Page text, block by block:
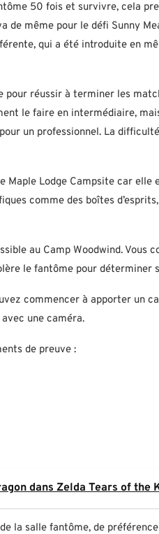
50 fois et survivre, cela
de même pour le défi Sunny
qui a été introduite en
réussir à terminer les
le faire en intermédiaire,
un professionnel. La
Maple Lodge Campsite car elle
comme des boîtes
au Camp Woodwind. Vous
le fantôme pour déterminer
commencer à apporter un
une caméra.
de preuve :
dans Zelda Tears of the
la salle fantôme, de